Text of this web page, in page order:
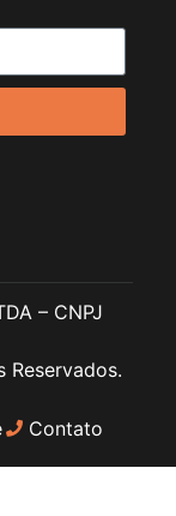
– CNPJ
Contato